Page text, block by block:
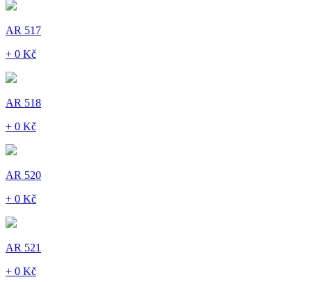
AR 517
+ 0 Kč
AR 518
+ 0 Kč
AR 520
+ 0 Kč
AR 521
+ 0 Kč